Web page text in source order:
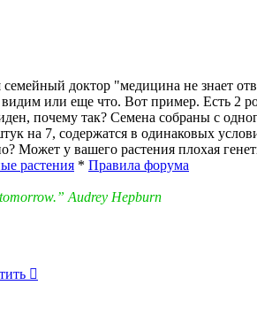
доктор "медицина не знает
или еще что. Вот пример. Есть 2
почему так? Семена собраны с
на 7, содержатся в одинаковых
Может у вашего растения плохая
растения * Правила форума
Audrey Hepburn
тить